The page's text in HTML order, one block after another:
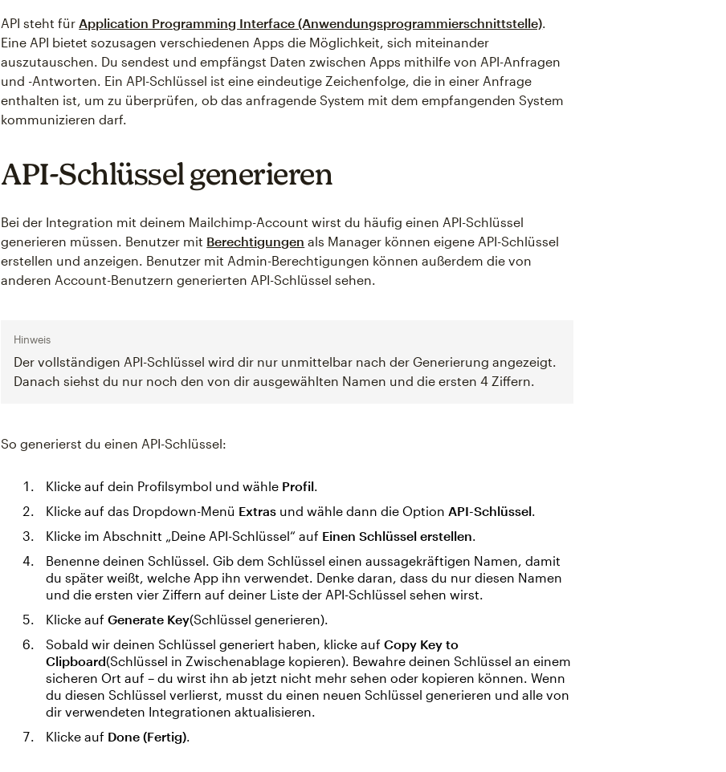
API steht für Application Programming Interface (Anwendungsprogrammierschnittstelle).
Eine API bietet sozusagen verschiedenen Apps die Möglichkeit, sich miteinander
auszutauschen. Du sendest und empfängst Daten zwischen Apps mithilfe von API-Anfragen
und -Antworten. Ein API-Schlüssel ist eine eindeutige Zeichenfolge, die in einer Anfrage
enthalten ist, um zu überprüfen, ob das anfragende System mit dem empfangenden System
kommunizieren darf.
API-Schlüssel generieren
Bei der Integration mit deinem Mailchimp-Account wirst du häufig einen API-Schlüssel
generieren müssen. Benutzer mit Berechtigungen als Manager können eigene API-Schlüssel
erstellen und anzeigen. Benutzer mit Admin-Berechtigungen können außerdem die von
anderen Account-Benutzern generierten API-Schlüssel sehen.
Hinweis
Der vollständigen API-Schlüssel wird dir nur unmittelbar nach der Generierung angezeigt.
Danach siehst du nur noch den von dir ausgewählten Namen und die ersten 4 Ziffern.
So generierst du einen API-Schlüssel:
Klicke auf dein Profilsymbol und wähle Profil.
Klicke auf das Dropdown-Menü Extras und wähle dann die Option API-Schlüssel.
Klicke im Abschnitt „Deine API-Schlüssel“ auf Einen Schlüssel erstellen.
Benenne deinen Schlüssel. Gib dem Schlüssel einen aussagekräftigen Namen, damit
du später weißt, welche App ihn verwendet. Denke daran, dass du nur diesen Namen
und die ersten vier Ziffern auf deiner Liste der API-Schlüssel sehen wirst.
Klicke aufGenerate Key(Schlüssel generieren).
Sobald wir deinen Schlüssel generiert haben, klicke aufCopy Key to
Clipboard(Schlüssel in Zwischenablage kopieren). Bewahre deinen Schlüssel an einem
sicheren Ort auf – du wirst ihn ab jetzt nicht mehr sehen oder kopieren können. Wenn
du diesen Schlüssel verlierst, musst du einen neuen Schlüssel generieren und alle von
dir verwendeten Integrationen aktualisieren.
Klicke auf Done (Fertig).